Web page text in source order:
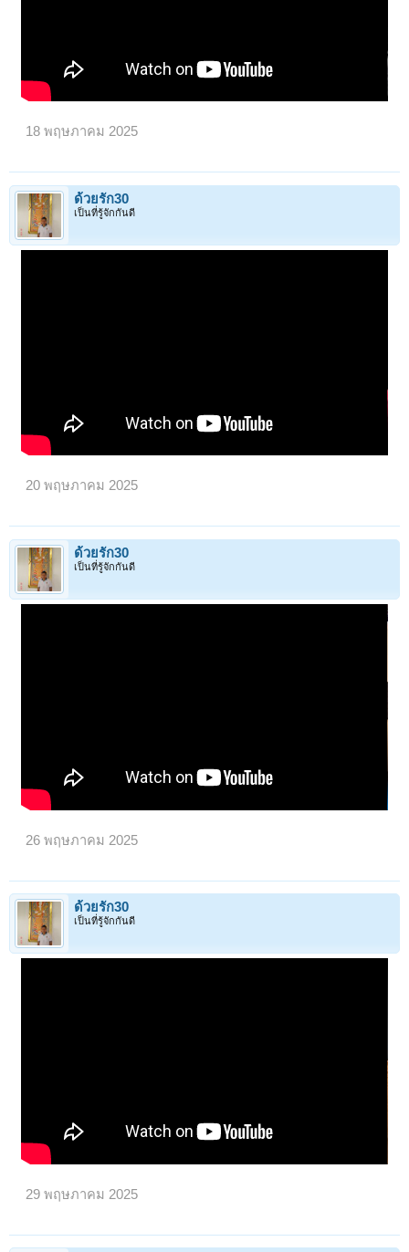
18 พฤษภาคม 2025
ด้วยรัก30
เป็นที่รู้จักกันดี
20 พฤษภาคม 2025
ด้วยรัก30
เป็นที่รู้จักกันดี
26 พฤษภาคม 2025
ด้วยรัก30
เป็นที่รู้จักกันดี
29 พฤษภาคม 2025